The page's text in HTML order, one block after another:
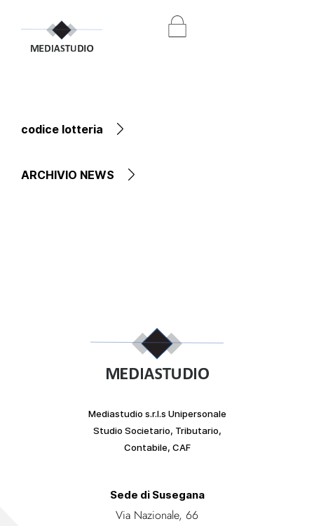
codice lotteria
ARCHIVIO NEWS
Mediastudio s.r.l.s Unipersonale
Studio Societario, Tributario,
Contabile, CAF
Sede di Susegana
Via Nazionale, 66